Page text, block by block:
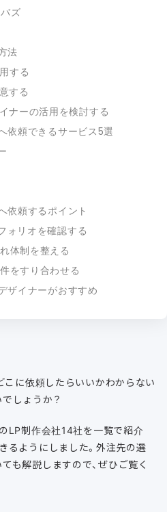
ズ
法
する
する
ナーの活用を検討する
依頼できるサービス5選
依頼するポイント
ォリオを確認する
体制を整える
をすり合わせる
ザイナーがおすすめ
こに依頼したらいいかわからない
しょうか？
LP制作会社14社を一覧で紹介
るようにしました。外注先の選
も解説しますので、ぜひご覧く